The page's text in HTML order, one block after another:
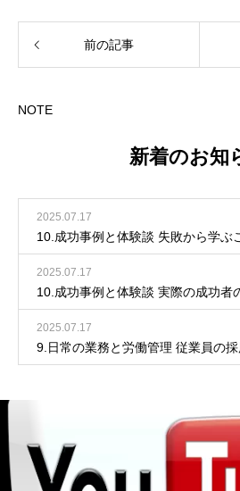
前の記事
NOTE
新着のお知
2025.07.17
10.成功事例と体験談 失敗から学ぶ
2025.07.17
10.成功事例と体験談 実際の成功者
2025.07.17
9.日常の業務と労働管理 従業員の